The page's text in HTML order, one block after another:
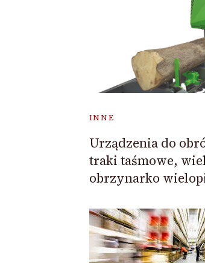
INNE
Urządzenia do
traki taśmowe,
obrzynarko